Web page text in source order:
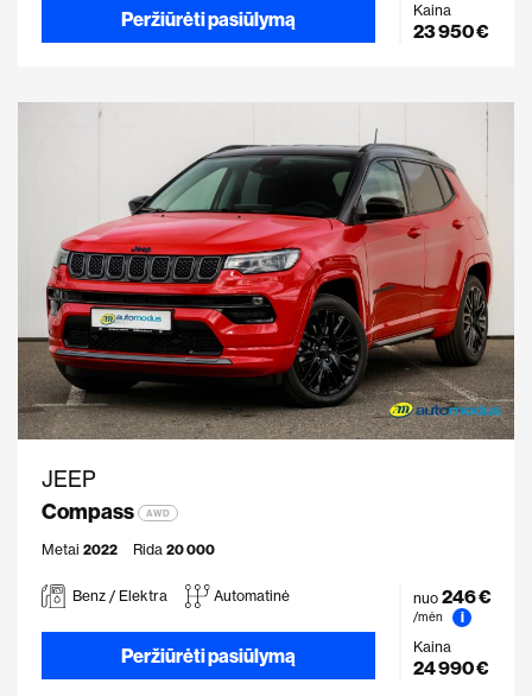
Peržiūrėti pasiūlymą
Kaina
23 950 €
JEEP
Compass
AWD
Metai 2022 Rida 20 000
Benz / Elektra Automatinė
Peržiūrėti pasiūlymą
nuo 246 €
/mėn
i
Kaina
24 990 €